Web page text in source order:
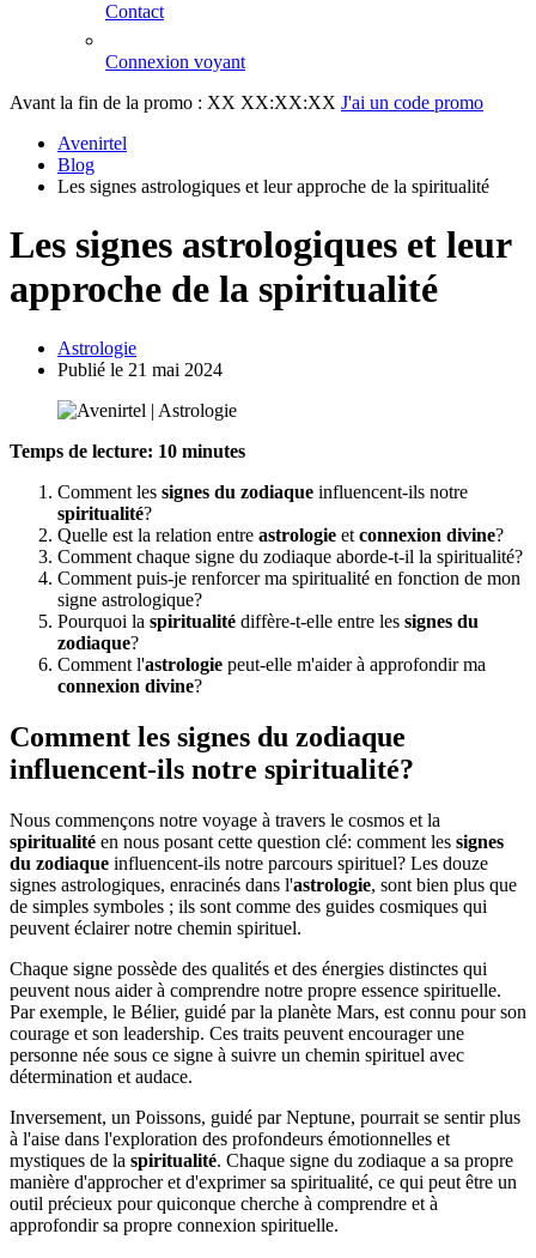
Contact
Connexion voyant
Avant la fin de la promo : XX XX:XX:XX J'ai un code promo
Avenirtel
Blog
Les signes astrologiques et leur approche de la spiritualité
Les signes astrologiques et leur
approche de la spiritualité
Astrologie
Publié le 21 mai 2024
Temps de lecture: 10 minutes
Comment les signes du zodiaque influencent-ils notre
spiritualité?
Quelle est la relation entre astrologie et connexion divine?
Comment chaque signe du zodiaque aborde-t-il la spiritualité?
Comment puis-je renforcer ma spiritualité en fonction de mon
signe astrologique?
Pourquoi la spiritualité diffère-t-elle entre les signes du
zodiaque?
Comment l'astrologie peut-elle m'aider à approfondir ma
connexion divine?
Comment les signes du zodiaque
influencent-ils notre spiritualité?
Nous commençons notre voyage à travers le cosmos et la
spiritualité en nous posant cette question clé: comment les signes
du zodiaque influencent-ils notre parcours spirituel? Les douze
signes astrologiques, enracinés dans l'astrologie, sont bien plus que
de simples symboles ; ils sont comme des guides cosmiques qui
peuvent éclairer notre chemin spirituel.
Chaque signe possède des qualités et des énergies distinctes qui
peuvent nous aider à comprendre notre propre essence spirituelle.
Par exemple, le Bélier, guidé par la planète Mars, est connu pour son
courage et son leadership. Ces traits peuvent encourager une
personne née sous ce signe à suivre un chemin spirituel avec
détermination et audace.
Inversement, un Poissons, guidé par Neptune, pourrait se sentir plus
à l'aise dans l'exploration des profondeurs émotionnelles et
mystiques de la spiritualité. Chaque signe du zodiaque a sa propre
manière d'approcher et d'exprimer sa spiritualité, ce qui peut être un
outil précieux pour quiconque cherche à comprendre et à
approfondir sa propre connexion spirituelle.